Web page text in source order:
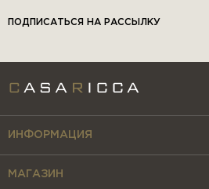
ПОДПИСАТЬСЯ НА РАССЫЛКУ
ИНФОРМАЦИЯ
МАГАЗИН